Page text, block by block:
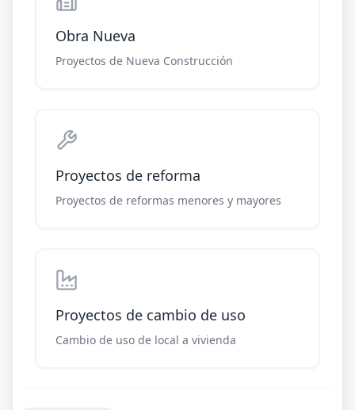
Obra Nueva
Proyectos de Nueva Construcción
Proyectos de reforma
Proyectos de reformas menores y mayores
Proyectos de cambio de uso
Cambio de uso de local a vivienda